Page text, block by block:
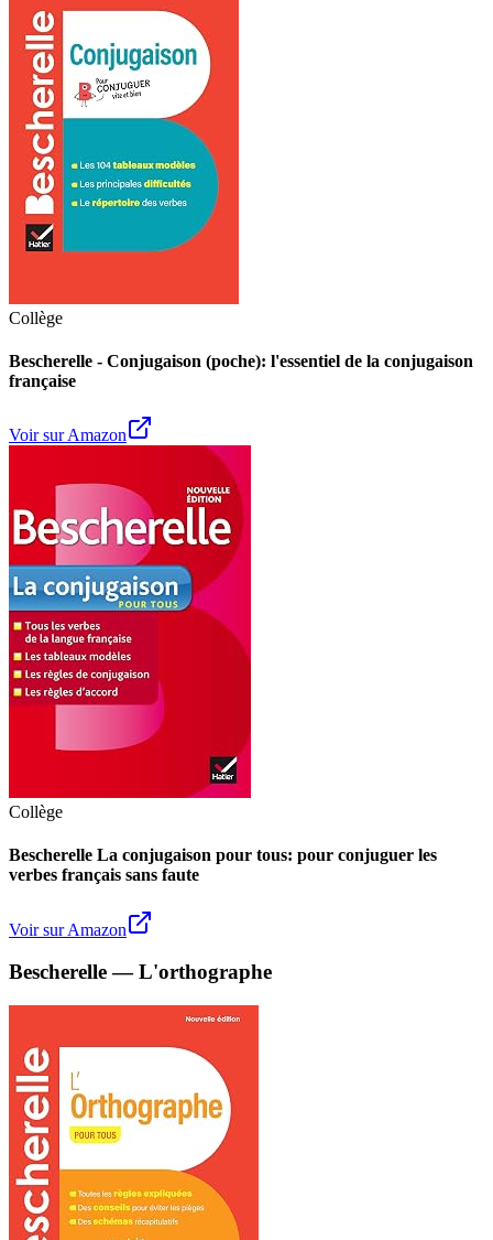
Collège
Bescherelle - Conjugaison (poche): l'essentiel de la conjugaison
française
Voir sur Amazon
Collège
Bescherelle La conjugaison pour tous: pour conjuguer les
verbes français sans faute
Voir sur Amazon
Bescherelle — L'orthographe